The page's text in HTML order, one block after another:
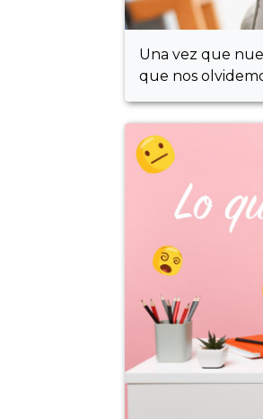
Una vez que
que nos